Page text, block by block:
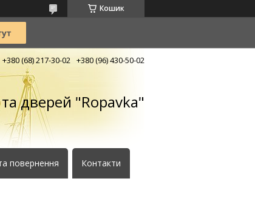
Кошик
+380 (68) 217-30-02 +380 (96) 430-50-02
та дверей "Ropavka"
повернення Контакти